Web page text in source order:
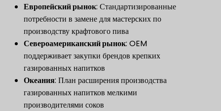
​Европейский рынок​​: Стандартизированные
потребности в замене для мастерских по
производству крафтового пива
​Североамериканский рынок​​: OEM
поддерживает закупки брендов крепких
газированных напитков
​Океания​​: План расширения производства
газированных напитков мелкими
производителями соков